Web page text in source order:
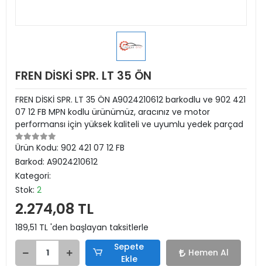
FREN DİSKİ SPR. LT 35 ÖN
FREN DİSKİ SPR. LT 35 ÖN A9024210612 barkodlu ve 902 421
07 12 FB MPN kodlu ürünümüz, aracınız ve motor
performansı için yüksek kaliteli ve uyumlu yedek parçad
Ürün Kodu: 902 421 07 12 FB
Barkod: A9024210612
Kategori:
Stok: 2
2.274,08 TL
189,51 TL 'den başlayan taksitlerle
Sepete
Ekle
Hemen Al